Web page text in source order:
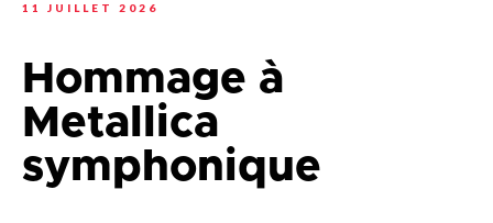
11 JUILLET 2026
Hommage à
Metallica
symphonique